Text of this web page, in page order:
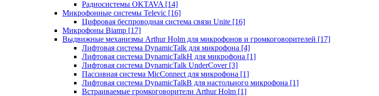
Радиосистемы OKTAVA [14]
Микрофонные системы Televic [16]
Цифровая беспроводная система связи Unite [16]
Микрофоны Biamp [17]
Выдвижные механизмы Arthur Holm для микрофонов и громкоговорителей [17]
Лифтовая система DynamicTalk для микрофона [4]
Лифтовая система DynamicTalkH для микрофона [1]
Лифтовая система DynamicTalk UnderCover [3]
Пассивная система MicConnect для микрофона [1]
Лифтовая система DynamicTalkB для настольного микрофона [1]
Встраиваемые громкоговорители Arthur Holm [1]